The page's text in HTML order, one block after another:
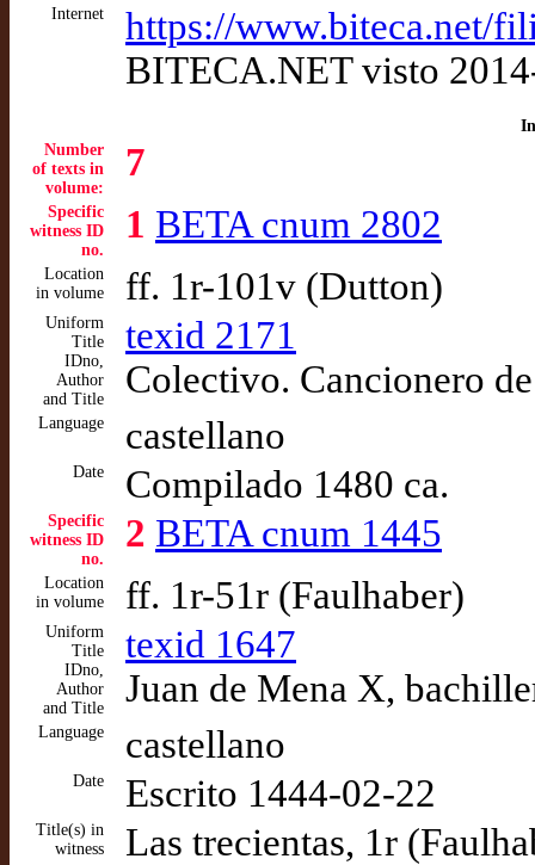
Internet
https://www.biteca.net/
BITECA.NET visto
Number
of texts in
volume:
7
Specific
witness ID
no.
1 BETA cnum 2802
Location
in volume
ff. 1r-101v (Dutton)
Uniform
Title
IDno,
Author
and Title
texid 2171
Colectivo. Cancionero
Language castellano
Date Compilado 1480 ca.
Specific
witness ID
no.
2 BETA cnum 1445
Location
in volume
ff. 1r-51r (Faulhaber)
Uniform
Title
IDno,
Author
and Title
texid 1647
Juan de Mena X,
Language castellano
Date Escrito 1444-02-22
Title(s) in
witness
Las trecientas, 1r